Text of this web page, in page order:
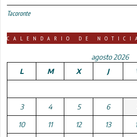
Tacoronte
CALENDARIO DE
agosto 2026
L
M X J
3 4 5 6
10 11 12 13